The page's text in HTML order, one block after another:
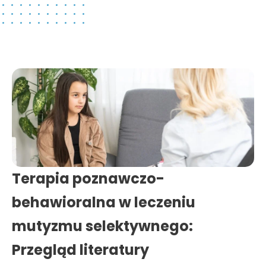
Terapia poznawczo-
behawioralna w leczeniu
mutyzmu selektywnego:
Przegląd literatury